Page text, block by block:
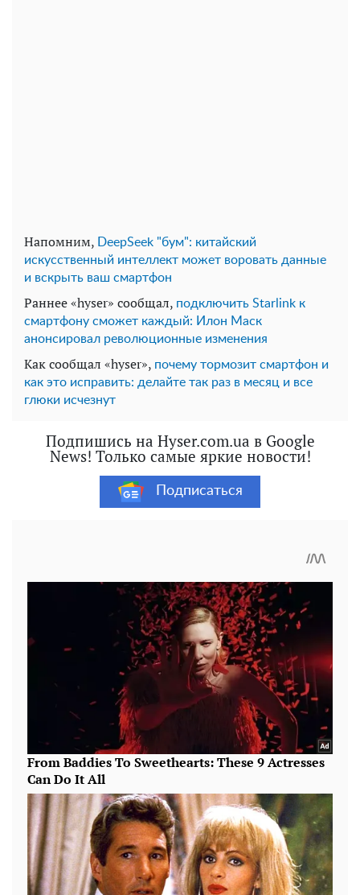
Напомним,
DeepSeek "бум": китайский
искусственный интеллект может воровать данные
и вскрыть ваш смартфон
Раннее «hyser» сообщал, подключить Starlink к
смартфону сможет каждый: Илон Маск
анонсировал революционные изменения
Как сообщал «hyser», почему тормозит смартфон и
как это исправить: делайте так раз в месяц и все
глюки исчезнут
Подпишись на Hyser.com.ua в Google
News! Только самые яркие новости!
Подписаться